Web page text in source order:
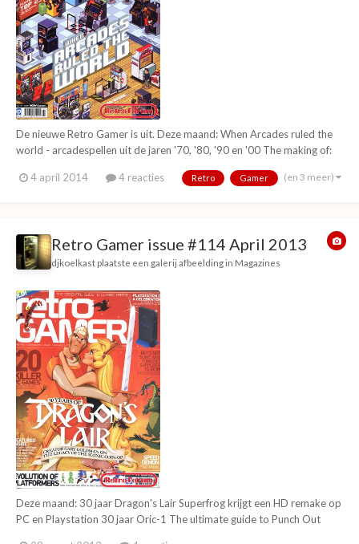
De nieuwe Retro Gamer is uit. Deze maand: When Arcades ruled the
world - arcadespellen uit de jaren '70, '80, '90 en '00 The making of:
Top 25 playstation (PSX) games Ultimate guide: Pac Land The making
4 april 2014 4 reacties Retro Gamer (en 3 meer)
Retro Gamer issue #114 April 2013
djkoelkast plaatste een galerij afbeelding in Magazines
Deze maand: 30 jaar Dragon's Lair Superfrog krijgt een HD remake op
PC en Playstation 30 jaar Oric-1 The ultimate guide to Punch Out